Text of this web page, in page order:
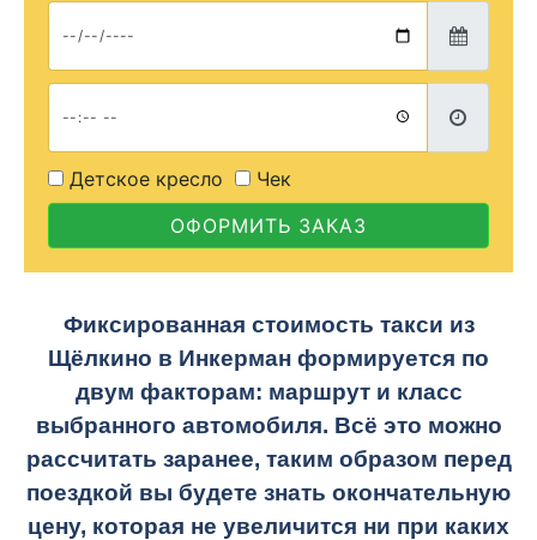
Детское кресло
Чек
ОФОРМИТЬ ЗАКАЗ
Фиксированная стоимость такси из
Щёлкино в Инкерман формируется по
двум факторам: маршрут и класс
выбранного автомобиля. Всё это можно
рассчитать заранее, таким образом перед
поездкой вы будете знать окончательную
цену, которая не увеличится ни при каких